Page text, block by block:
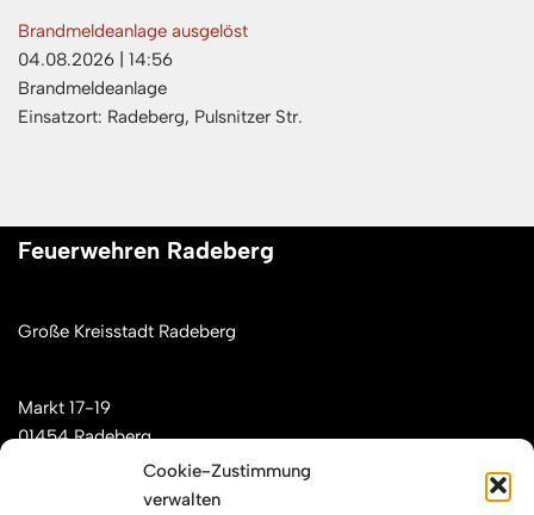
Cookie-Zustimmung
verwalten
Brandmeldeanlage ausgelöst
04.08.2026
14:56
Brandmeldeanlage
Einsatzort: Radeberg, Pulsnitzer Str.
Feuerwehren Radeberg
Große Kreisstadt Radeberg
Markt 17-19
01454 Radeberg